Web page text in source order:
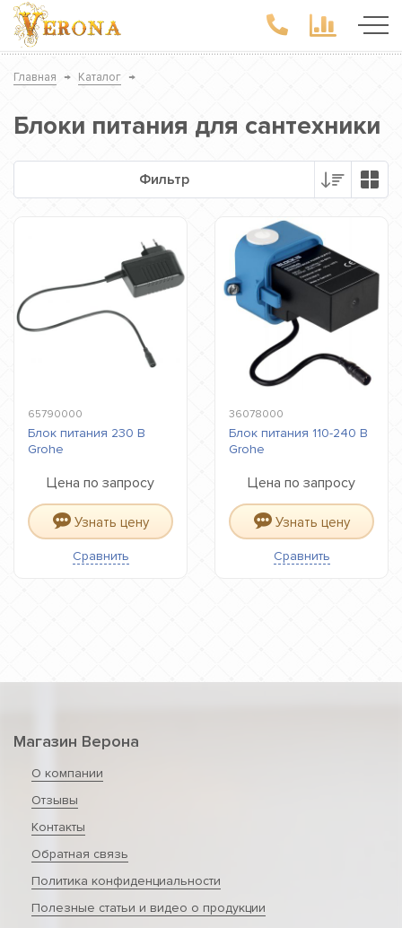
Главная → Каталог →
Блоки питания для сантехники
Фильтр
65790000
Блок питания 230 В
Grohe
Цена по запросу
Узнать цену
Сравнить
36078000
Блок питания 110-240 В
Grohe
Цена по запросу
Узнать цену
Сравнить
Магазин Верона
О компании
Отзывы
Контакты
Обратная связь
Политика конфиденциальности
Полезные статьи и видео о продукции